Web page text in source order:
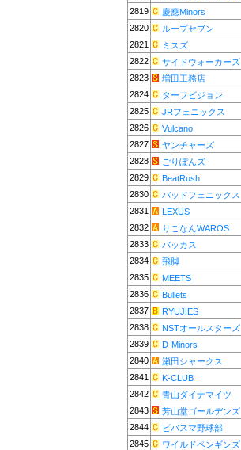
2819
慶應Minors
2820
ループセブン
2821
ミスズ
2822
サイドウォーカーズ
2823
増田工務店
2824
ターフビジョン
2825
JRフェニックス
2826
Vulcano
2827
ヤンチャーズ
2828
ごりぽんズ
2829
BeatRush
2830
バッドフェニックス
2831
LEXUS
2832
りこなんWAROS
2833
バッカス
2834
飛脚
2835
MEETS
2836
Bullets
2837
RYUJIES
2838
NSTオールスターズ
2839
D-Minors
2840
瀬田シャークス
2841
K-CLUB
2842
青山ダイナマイツ
2843
芳山堂ゴールデンズ
2844
ビバスマ野球部
2845
ワイルドペンギンズ